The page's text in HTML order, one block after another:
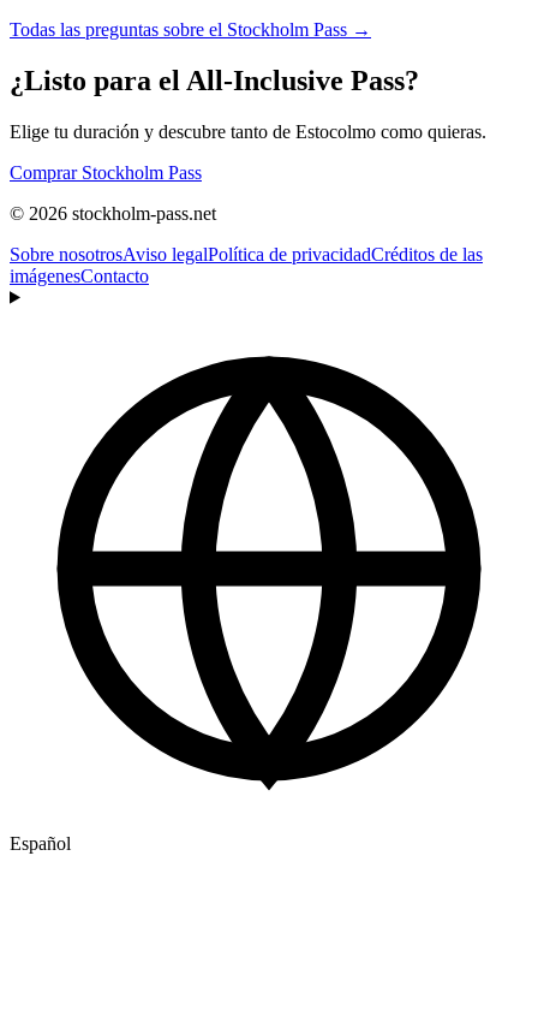
Todas las preguntas sobre el Stockholm Pass →
¿Listo para el All-Inclusive Pass?
Elige tu duración y descubre tanto de Estocolmo como quieras.
Comprar Stockholm Pass
© 2026 stockholm-pass.net
Sobre nosotrosAviso legalPolítica de privacidadCréditos de las
imágenesContacto
Español